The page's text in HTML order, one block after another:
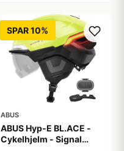
SPAR 10%
ABUS
ABUS Hyp-E BL.ACE -
Cykelhjelm - Signal